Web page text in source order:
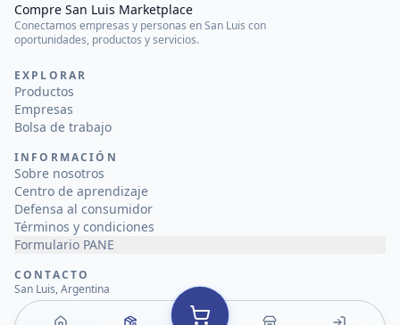
Compre San Luis Marketplace
Conectamos empresas y personas en San Luis con
oportunidades, productos y servicios.
EXPLORAR
Productos
Empresas
Bolsa de trabajo
INFORMACIÓN
Sobre nosotros
Centro de aprendizaje
Defensa al consumidor
Términos y condiciones
Formulario PANE
CONTACTO
San Luis, Argentina